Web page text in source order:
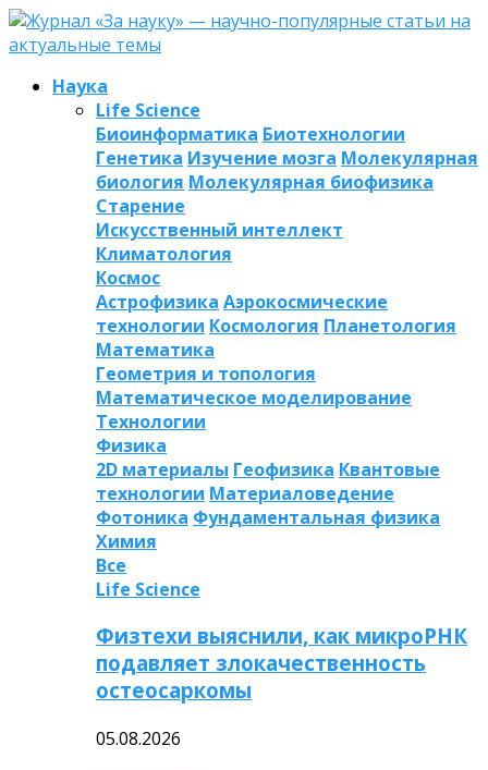
Наука
Life Science
Биоинформатика Биотехнологии
Генетика Изучение мозга Молекулярная
биология Молекулярная биофизика
Старение
Искусственный интеллект
Климатология
Космос
Астрофизика Аэрокосмические
технологии Космология Планетология
Математика
Геометрия и топология
Математическое моделирование
Технологии
Физика
2D материалы Геофизика Квантовые
технологии Материаловедение
Фотоника Фундаментальная физика
Химия
Все
Life Science
Физтехи выяснили, как микроРНК
подавляет злокачественность
остеосаркомы
05.08.2026